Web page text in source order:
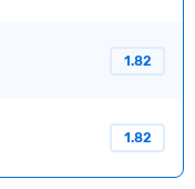
1.82
1.82